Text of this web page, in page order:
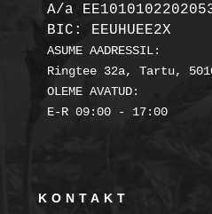
A/a
BIC: EEUHUEE2X
ASUME AADRESSIL:
Ringtee 32a, Tartu,
OLEME AVATUD:
E-R 09:00 - 17:00
KONTAKT